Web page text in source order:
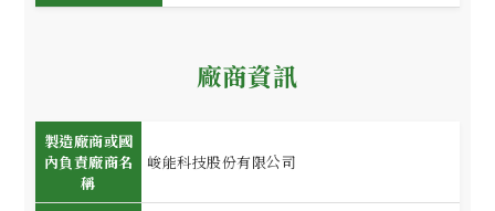
廠商資訊
製造廠商或國
內負責廠商名
稱
峻能科技股份有限公司